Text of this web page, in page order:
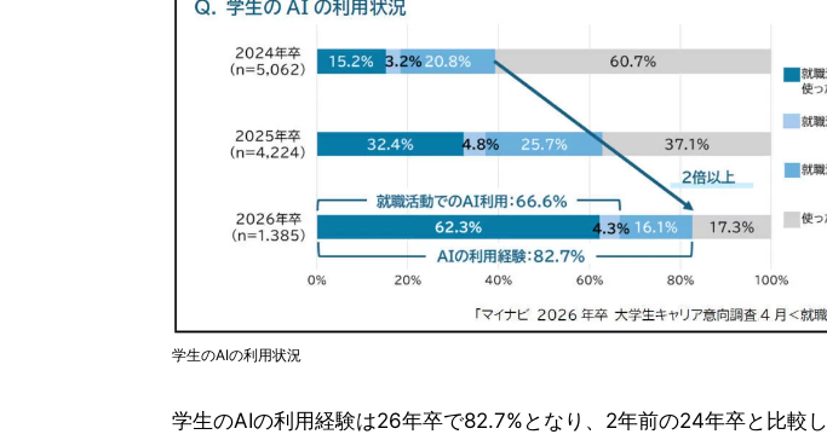
学生のAIの利用状況
学生のAIの利用経験は26年卒で82.7%となり、2年前の24年卒と比較し